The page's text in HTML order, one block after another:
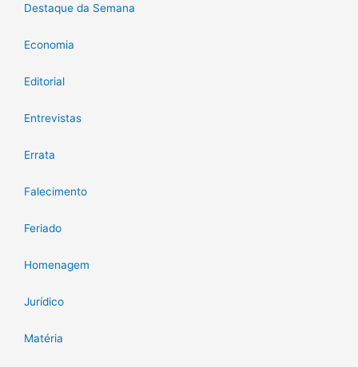
Destaque da Semana
Economia
Editorial
Entrevistas
Errata
Falecimento
Feriado
Homenagem
Jurídico
Matéria